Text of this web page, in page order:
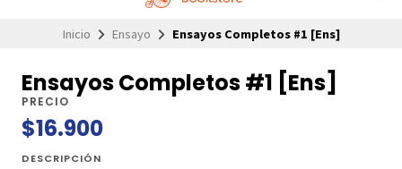
Inicio Ensayo Ensayos Completos #1 [Ens]
Ensayos Completos #1 [Ens]
PRECIO
$16.900
DESCRIPCIÓN